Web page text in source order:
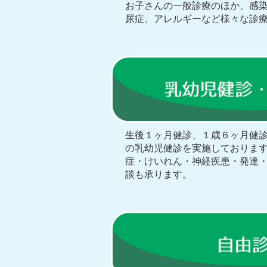
お子さんの一般診療のほか、感
尿症、アレルギーなど様々な診
生後１ヶ月健診、１歳６ヶ月健
の乳幼児健診を実施しておりま
症・けいれん・神経疾患・発達
談も承ります。